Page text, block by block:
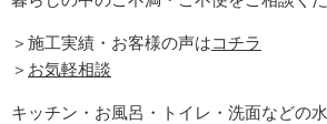
＞施工実績・お客様の声はコチラ
＞ お気軽相談
キッチン・お風呂・トイレ・洗面などの